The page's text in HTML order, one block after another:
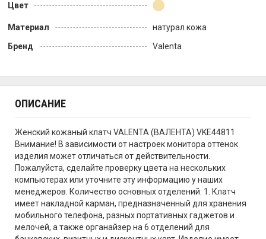
Цвет
Материал
натурал кожа
Бренд
Valenta
ОПИСАНИЕ
Женский кожаный клатч VALENTA (ВАЛЕНТА) VKE44811
Внимание! В зависимости от настроек монитора оттенок
изделия может отличаться от действительности.
Пожалуйста, сделайте проверку цвета на нескольких
компьютерах или уточните эту информацию у наших
менеджеров. Количество основных отделений: 1. Клатч
имеет накладной карман, предназначенный для хранения
мобильного телефона, разных портативных гаджетов и
мелочей, а также органайзер на 6 отделений для